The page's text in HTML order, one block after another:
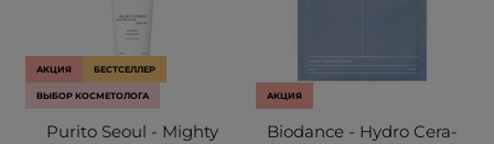
АКЦИЯ БЕСТСЕЛЛЕР
ВЫБОР КОСМЕТОЛОГА
Purito Seoul - Mighty
АКЦИЯ
Biodance - Hydro Cera-